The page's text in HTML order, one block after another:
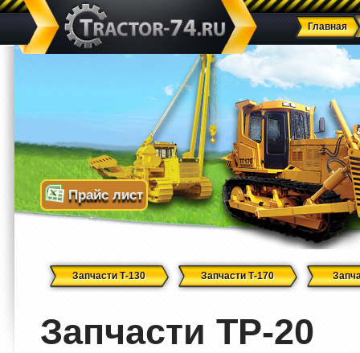
Главная
Запчасти Т-130 Запчасти Т-170
Прайс лист
Запчасти ТР-20